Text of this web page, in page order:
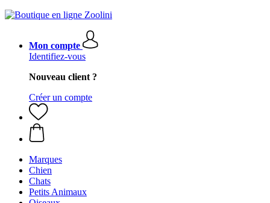
Mon compte
Identifiez-vous
Nouveau client ?
Créer un compte
Marques
Chien
Chats
Petits Animaux